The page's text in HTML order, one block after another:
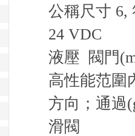
公稱尺寸 6,
24 VDC
液壓 閥門
高性能范圍
方向；通過
滑閥